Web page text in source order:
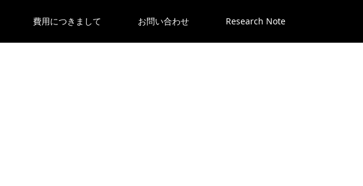
費用につきまして お問い合わせ Research Note